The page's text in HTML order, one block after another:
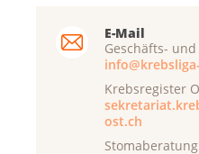
E-Mail
Geschäfts-
Krebsregister
ost.ch